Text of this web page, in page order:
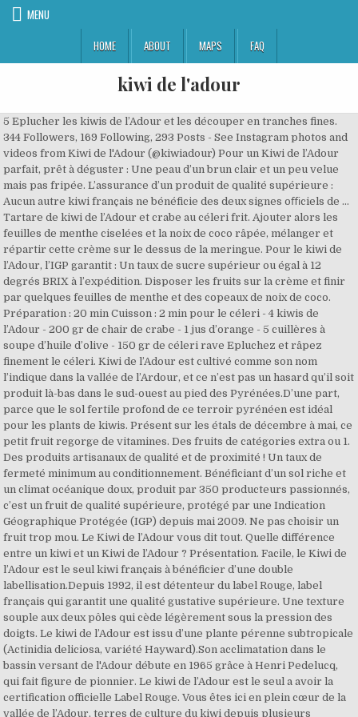
MENU
HOME
ABOUT MAPS FAQ
kiwi de l'adour
5 Eplucher les kiwis de l’Adour et les découper en tranches fines.
344 Followers, 169 Following, 293 Posts - See Instagram photos and
videos from Kiwi de l'Adour (@kiwiadour) Pour un Kiwi de l’Adour
parfait, prêt à déguster : Une peau d’un brun clair et un peu velue
mais pas fripée. L’assurance d’un produit de qualité supérieure :
Aucun autre kiwi français ne bénéficie des deux signes oﬃciels de …
Tartare de kiwi de l’Adour et crabe au céleri frit. Ajouter alors les
feuilles de menthe ciselées et la noix de coco râpée, mélanger et
répartir cette crème sur le dessus de la meringue. Pour le kiwi de
l’Adour, l’IGP garantit : Un taux de sucre supérieur ou égal à 12
degrés BRIX à l’expédition. Disposer les fruits sur la crème et finir
par quelques feuilles de menthe et des copeaux de noix de coco.
Préparation : 20 min Cuisson : 2 min pour le céleri - 4 kiwis de
l’Adour - 200 gr de chair de crabe - 1 jus d’orange - 5 cuillères à
soupe d’huile d’olive - 150 gr de céleri rave Epluchez et râpez
finement le céleri. Kiwi de l’Adour est cultivé comme son nom
l’indique dans la vallée de l’Ardour, et ce n’est pas un hasard qu’il soit
produit là-bas dans le sud-ouest au pied des Pyrénées.D’une part,
parce que le sol fertile profond de ce terroir pyrénéen est idéal
pour les plants de kiwis. Présent sur les étals de décembre à mai, ce
petit fruit regorge de vitamines. Des fruits de catégories extra ou 1.
Des produits artisanaux de qualité et de proximité ! Un taux de
fermeté minimum au conditionnement. Bénéficiant d’un sol riche et
un climat océanique doux, produit par 350 producteurs passionnés,
c’est un fruit de qualité supérieure, protégé par une Indication
Géographique Protégée (IGP) depuis mai 2009. Ne pas choisir un
fruit trop mou. Le Kiwi de l’Adour vous dit tout. Quelle différence
entre un kiwi et un Kiwi de l’Adour ? Présentation. Facile, le Kiwi de
l’Adour est le seul kiwi français à bénéficier d’une double
labellisation.Depuis 1992, il est détenteur du label Rouge, label
français qui garantit une qualité gustative supérieure. Une texture
souple aux deux pôles qui cède légèrement sous la pression des
doigts. Le kiwi de l’Adour est issu d’une plante pérenne subtropicale
(Actinidia deliciosa, variété Hayward).Son acclimatation dans le
bassin versant de l'Adour débute en 1965 grâce à Henri Pedelucq,
qui fait figure de pionnier. Le kiwi de l’Adour est le seul a avoir la
certification officielle Label Rouge. Vous êtes ici en plein cœur de la
vallée de l’Adour, terres de culture du kiwi depuis plusieurs